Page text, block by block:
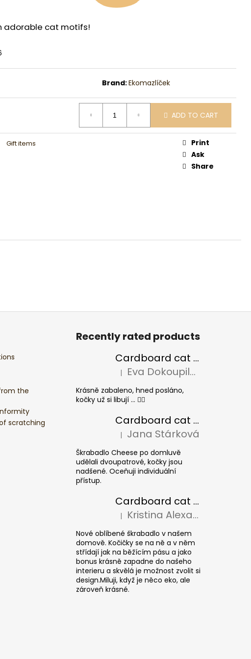
adorable cat motifs!
Brand:Ekomazlíček
ADD TO CART
Gift items
Print
Ask
Share
the
scratching
Recently rated products
Cardboard cat scratcher BASIC Colour
The product rating is 5 out of 5 stars.
| Eva Dokoupilová
Krásně zabaleno, hned posláno,
kočky už si libují ... 👍🏻
Cardboard cat scratcher CHEESE ELIPSE colour
The product rating is 5 out of 5 stars.
| Jana Stárková
Škrabadlo Cheese po domluvě
udělali dvoupatrové, kočky jsou
nadšené. Oceňuji individuální
přístup.
Cardboard cat scratcher CUBE Colour
The product rating is 5 out of 5 stars.
| Kristina Alexandrová
Nové oblíbené škrabadlo v našem
domově. Kočičky se na ně a v něm
střídají jak na běžícím pásu a jako
bonus krásně zapadne do našeho
interieru a skvělá je možnost zvolit si
design.Miluji, když je něco eko, ale
zároveň krásné.